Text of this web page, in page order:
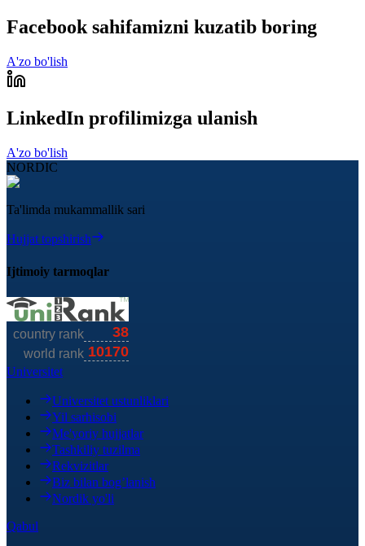
Facebook sahifamizni kuzatib boring
A'zo bo'lish
LinkedIn profilimizga ulanish
A'zo bo'lish
NORDIC
Ta'limda mukammallik sari
Hujjat topshirish
Ijtimoiy tarmoqlar
Universitet
Universitet ustunliklari
Yil sarhisobi
Me'yoriy hujjatlar
Tashkiliy tuzilma
Rekvizitlar
Biz bilan bog’lanish
Nordik yo'li
Qabul